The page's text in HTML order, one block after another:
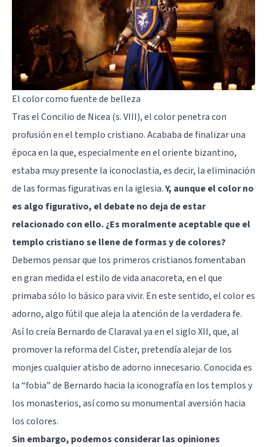
El color como fuente de belleza
Tras el Concilio de Nicea (s. VIII), el color penetra con
profusión en el templo cristiano. Acababa de finalizar una
época en la que, especialmente en el oriente bizantino,
estaba muy presente la iconoclastia, es decir, la eliminación
de las formas figurativas en la iglesia.Y, aunque el color no
es algo figurativo, el debate no deja de estar
relacionado con ello. ¿Es moralmente aceptable que el
templo cristiano se llene de formas y de colores?
Debemos pensar que los primeros cristianos fomentaban
en gran medida el estilo de vida anacoreta, en el que
primaba sólo lo básico para vivir. En este sentido, el color es
adorno, algo fútil que aleja la atención de la verdadera fe.
Así lo creía Bernardo de Claraval ya en el siglo XII, que, al
promover la reforma del Cister, pretendía alejar de los
monjes cualquier atisbo de adorno innecesario. Conocida es
la “fobia” de Bernardo hacia la iconografía en los templos y
los monasterios, así como su monumental aversión hacia
los colores.
Sin embargo, podemos considerar las opiniones